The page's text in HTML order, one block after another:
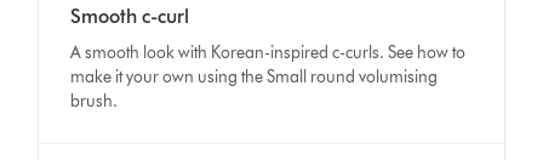
Transcript
transcript
Smooth c-curl
A smooth look with Korean-inspired c-curls. See how to
make it your own using the Small round volumising
brush.